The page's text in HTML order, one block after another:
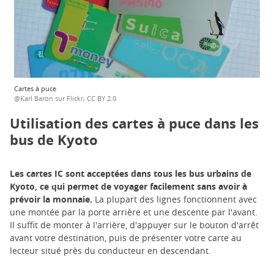
Cartes à puce
@Karl Baron sur Flickr, CC BY 2.0
Utilisation des cartes à puce dans les
bus de Kyoto
Les cartes IC sont acceptées dans tous les bus urbains de
Kyoto, ce qui permet de voyager facilement sans avoir à
prévoir la monnaie. La plupart des lignes fonctionnent avec
une montée par la porte arrière et une descente par l'avant.
Il suffit de monter à l'arrière, d'appuyer sur le bouton d'arrêt
avant votre destination, puis de présenter votre carte au
lecteur situé près du conducteur en descendant.